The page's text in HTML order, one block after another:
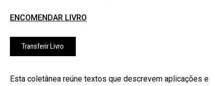
ENCOMENDAR LIVRO
Transferir Livro
Esta coletânea reúne textos que descrevem aplicações e